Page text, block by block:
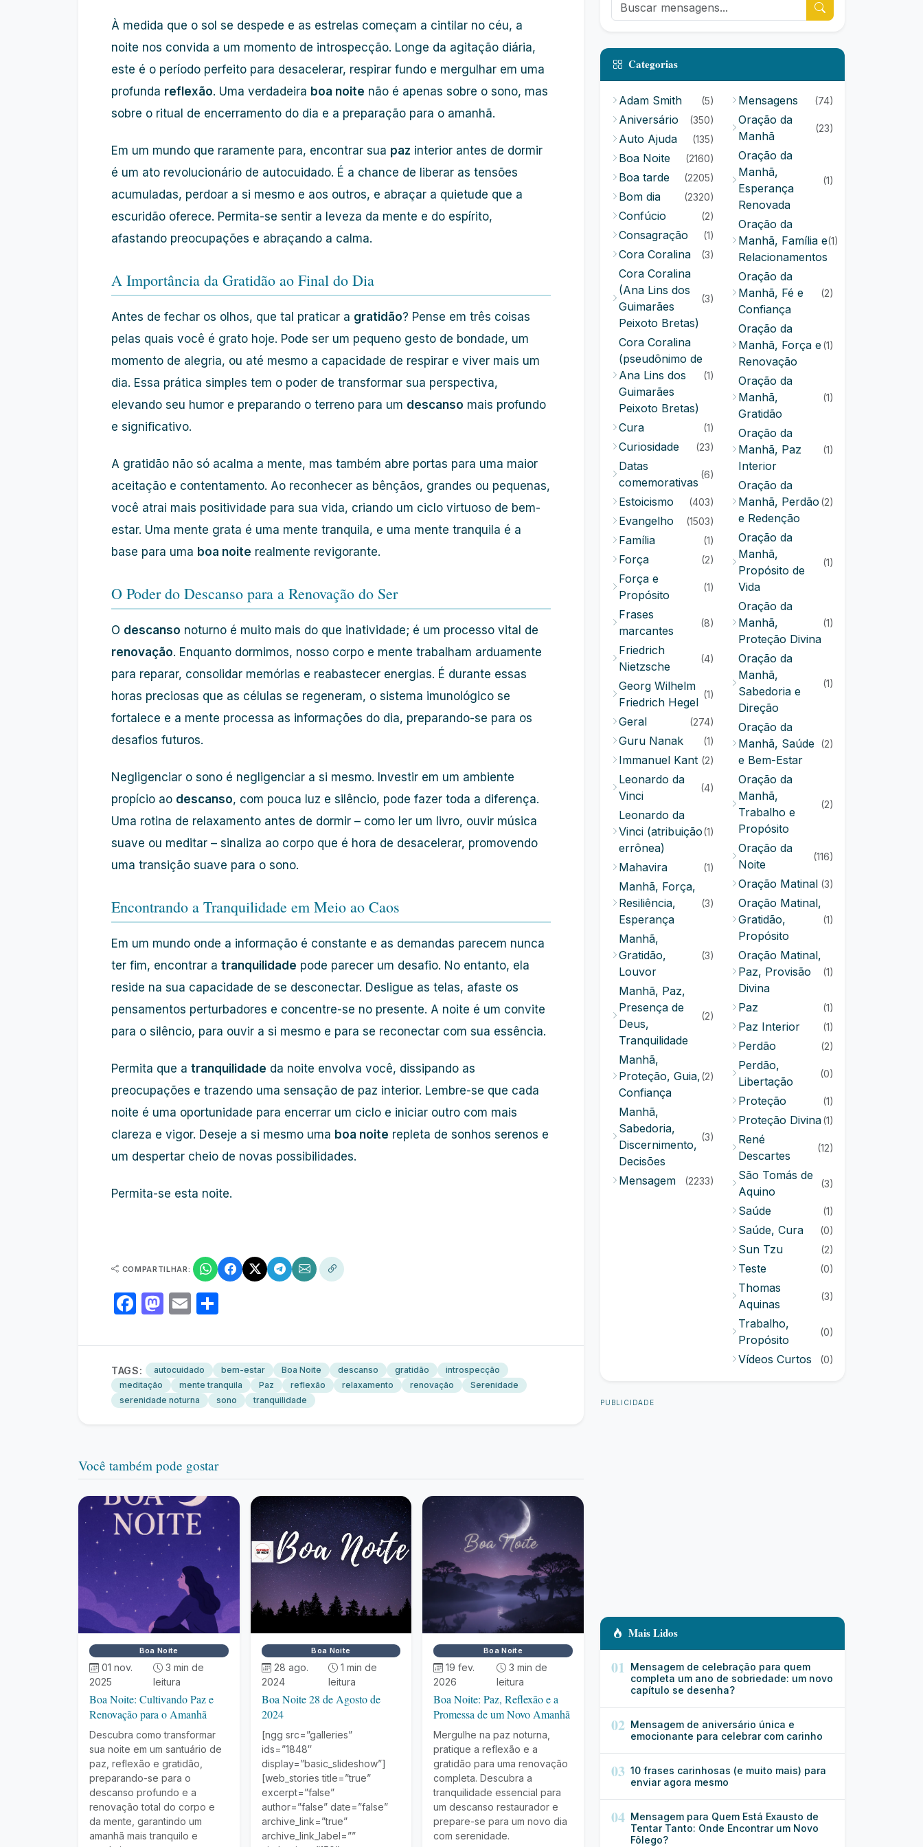
À medida que o sol se despede e as estrelas começam a cintilar no céu, a
noite nos convida a um momento de introspecção. Longe da agitação diária,
este é o período perfeito para desacelerar, respirar fundo e mergulhar em uma
profunda reflexão. Uma verdadeira boa noite não é apenas sobre o sono, mas
sobre o ritual de encerramento do dia e a preparação para o amanhã.
Em um mundo que raramente para, encontrar sua paz interior antes de dormir
é um ato revolucionário de autocuidado. É a chance de liberar as tensões
acumuladas, perdoar a si mesmo e aos outros, e abraçar a quietude que a
escuridão oferece. Permita-se sentir a leveza da mente e do espírito,
afastando preocupações e abraçando a calma.
A Importância da Gratidão ao Final do Dia
Antes de fechar os olhos, que tal praticar a gratidão? Pense em três coisas
pelas quais você é grato hoje. Pode ser um pequeno gesto de bondade, um
momento de alegria, ou até mesmo a capacidade de respirar e viver mais um
dia. Essa prática simples tem o poder de transformar sua perspectiva,
elevando seu humor e preparando o terreno para um descanso mais profundo
e significativo.
A gratidão não só acalma a mente, mas também abre portas para uma maior
aceitação e contentamento. Ao reconhecer as bênçãos, grandes ou pequenas,
você atrai mais positividade para sua vida, criando um ciclo virtuoso de bem-
estar. Uma mente grata é uma mente tranquila, e uma mente tranquila é a
base para uma boa noite realmente revigorante.
O Poder do Descanso para a Renovação do Ser
O descanso noturno é muito mais do que inatividade; é um processo vital de
renovação. Enquanto dormimos, nosso corpo e mente trabalham arduamente
para reparar, consolidar memórias e reabastecer energias. É durante essas
horas preciosas que as células se regeneram, o sistema imunológico se
fortalece e a mente processa as informações do dia, preparando-se para os
desafios futuros.
Negligenciar o sono é negligenciar a si mesmo. Investir em um ambiente
propício ao descanso, com pouca luz e silêncio, pode fazer toda a diferença.
Uma rotina de relaxamento antes de dormir – como ler um livro, ouvir música
suave ou meditar – sinaliza ao corpo que é hora de desacelerar, promovendo
uma transição suave para o sono.
Encontrando a Tranquilidade em Meio ao Caos
Em um mundo onde a informação é constante e as demandas parecem nunca
ter fim, encontrar a tranquilidade pode parecer um desafio. No entanto, ela
reside na sua capacidade de se desconectar. Desligue as telas, afaste os
pensamentos perturbadores e concentre-se no presente. A noite é um convite
para o silêncio, para ouvir a si mesmo e para se reconectar com sua essência.
Permita que a tranquilidade da noite envolva você, dissipando as
preocupações e trazendo uma sensação de paz interior. Lembre-se que cada
noite é uma oportunidade para encerrar um ciclo e iniciar outro com mais
clareza e vigor. Deseje a si mesmo uma boa noite repleta de sonhos serenos e
um despertar cheio de novas possibilidades.
Permita-se esta noite.
COMPARTILHAR:
Facebook
Mastodon
Email
TAGS: autocuidado bem-estar Boa Noite descanso gratidão
introspecção
meditação
mente tranquila Paz reflexão relaxamento renovação
Serenidade
serenidade noturna
sono tranquilidade
Você também pode gostar
Boa Noite
01 nov.
2025
3 min de
leitura
Boa Noite: Cultivando Paz e
Renovação para o Amanhã
Descubra como transformar
sua noite em um santuário de
paz, reflexão e gratidão,
preparando-se para o
descanso profundo e a
renovação total do corpo e
da mente, garantindo um
amanhã mais tranquilo e
Boa Noite
28 ago.
2024
1 min de
leitura
Boa Noite 28 de Agosto de
2024
[ngg src=”galleries”
ids=”1848″
display=”basic_slideshow”]
[web_stories title=”true”
excerpt=”false”
author=”false” date=”false”
archive_link=”true”
archive_link_label=””
Boa Noite
19 fev.
2026
3 min de
leitura
Boa Noite: Paz, Reflexão e a
Promessa de um Novo Amanhã
Mergulhe na paz noturna,
pratique a reflexão e a
gratidão para uma renovação
completa. Descubra a
tranquilidade essencial para
um descanso restaurador e
prepare-se para um novo dia
com serenidade.
Categorias
Adam Smith (5)
Aniversário (350)
Auto Ajuda (135)
Boa Noite (2160)
Boa tarde (2205)
Bom dia (2320)
Confúcio (2)
Consagração (1)
Cora Coralina (3)
Cora Coralina
(Ana Lins dos
Guimarães
Peixoto Bretas)
(3)
Cora Coralina
(pseudônimo de
Ana Lins dos
Guimarães
Peixoto Bretas)
(1)
Cura (1)
Curiosidade (23)
Datas
comemorativas
(6)
Estoicismo (403)
Evangelho (1503)
Família (1)
Força (2)
Força e
Propósito
(1)
Frases
marcantes
(8)
Friedrich
Nietzsche
(4)
Georg Wilhelm
Friedrich Hegel
(1)
Geral (274)
Guru Nanak (1)
Immanuel Kant (2)
Leonardo da
Vinci
(4)
Leonardo da
Vinci (atribuição
errônea)
(1)
Mahavira (1)
Manhã, Força,
Resiliência,
Esperança
(3)
Manhã,
Gratidão,
Louvor
(3)
Manhã, Paz,
Presença de
Deus,
Tranquilidade
(2)
Manhã,
Proteção, Guia,
Confiança
(2)
Manhã,
Sabedoria,
Discernimento,
Decisões
(3)
Mensagem (2233)
Mensagens (74)
Oração da
Manhã
(23)
Oração da
Manhã,
Esperança
Renovada
(1)
Oração da
Manhã, Família e
Relacionamentos
(1)
Oração da
Manhã, Fé e
Confiança
(2)
Oração da
Manhã, Força e
Renovação
(1)
Oração da
Manhã,
Gratidão
(1)
Oração da
Manhã, Paz
Interior
(1)
Oração da
Manhã, Perdão
e Redenção
(2)
Oração da
Manhã,
Propósito de
Vida
(1)
Oração da
Manhã,
Proteção Divina
(1)
Oração da
Manhã,
Sabedoria e
Direção
(1)
Oração da
Manhã, Saúde
e Bem-Estar
(2)
Oração da
Manhã,
Trabalho e
Propósito
(2)
Oração da
Noite
(116)
Oração Matinal (3)
Oração Matinal,
Gratidão,
Propósito
(1)
Oração Matinal,
Paz, Provisão
Divina
(1)
Paz (1)
Paz Interior (1)
Perdão (2)
Perdão,
Libertação
(0)
Proteção (1)
Proteção Divina(1)
René
Descartes
(12)
São Tomás de
Aquino
(3)
Saúde (1)
Saúde, Cura (0)
Sun Tzu (2)
Teste (0)
Thomas
Aquinas
(3)
Trabalho,
Propósito
(0)
Vídeos Curtos (0)
PUBLICIDADE
Mais Lidos
01 Mensagem de celebração para quem
completa um ano de sobriedade: um novo
capítulo se desenha?
02 Mensagem de aniversário única e
emocionante para celebrar com carinho
03 10 frases carinhosas (e muito mais) para
enviar agora mesmo
04 Mensagem para Quem Está Exausto de
Tentar Tanto: Onde Encontrar um Novo
Fôlego?